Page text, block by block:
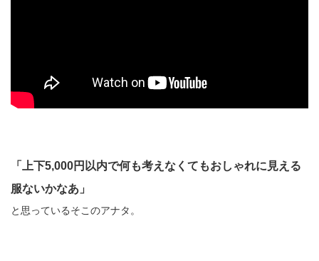
「上下5,000円以内で何も考えなくてもおしゃれに見える
服ないかなあ」
と思っているそこのアナタ。